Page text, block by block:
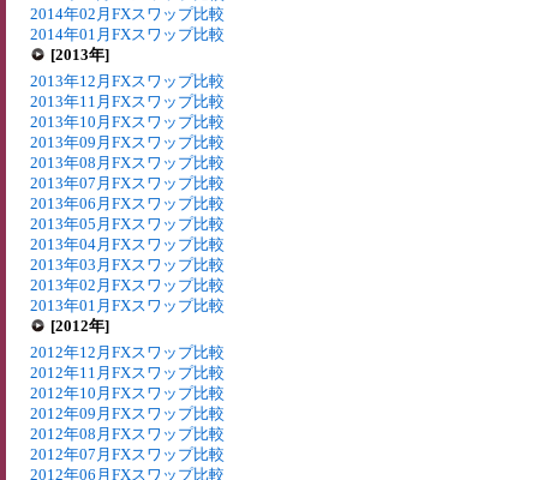
2014年02月FXスワップ比較
2014年01月FXスワップ比較
[2013年]
2013年12月FXスワップ比較
2013年11月FXスワップ比較
2013年10月FXスワップ比較
2013年09月FXスワップ比較
2013年08月FXスワップ比較
2013年07月FXスワップ比較
2013年06月FXスワップ比較
2013年05月FXスワップ比較
2013年04月FXスワップ比較
2013年03月FXスワップ比較
2013年02月FXスワップ比較
2013年01月FXスワップ比較
[2012年]
2012年12月FXスワップ比較
2012年11月FXスワップ比較
2012年10月FXスワップ比較
2012年09月FXスワップ比較
2012年08月FXスワップ比較
2012年07月FXスワップ比較
2012年06月FXスワップ比較